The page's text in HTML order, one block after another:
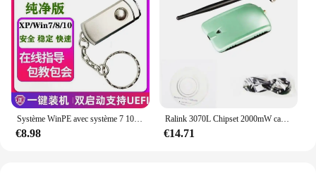
Système WinPE avec système 7 10 11 server 2019, vente en gros, livraison gratuite, disque U, plus de 30, système simplifié et optimisé
€8.98
Ralink 3070L Chipset 2000mW carte réseau sans fil haute puissance 150Mbps adaptateur USB sans fil avec antenne 5db ALFA AWUS036NH
€14.71